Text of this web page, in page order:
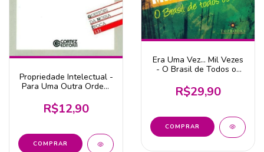
Propriedade Intelectual -
Para Uma Outra Ordem
R$12,90
Era Uma Vez... Mil Vezes
- O Brasil de Todos os
R$29,90